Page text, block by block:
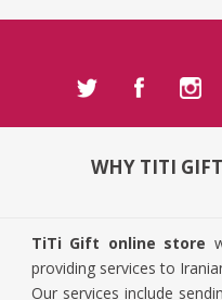
WHY TITI
TiTi Gift online store
providing services to
Our services include